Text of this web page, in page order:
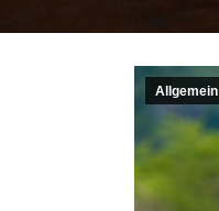
Allgemein